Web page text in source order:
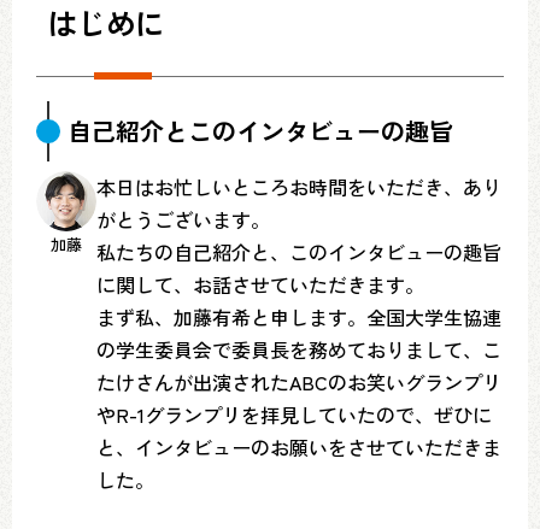
はじめに
自己紹介とこのインタビューの趣旨
加藤
本日はお忙しいところお時間をいただき、あり
がとうございます。
私たちの自己紹介と、このインタビューの趣旨
に関して、お話させていただきます。
まず私、加藤有希と申します。全国大学生協連
の学生委員会で委員長を務めておりまして、こ
たけさんが出演されたABCのお笑いグランプリ
やR-1グランプリを拝見していたので、ぜひに
と、インタビューのお願いをさせていただきま
した。